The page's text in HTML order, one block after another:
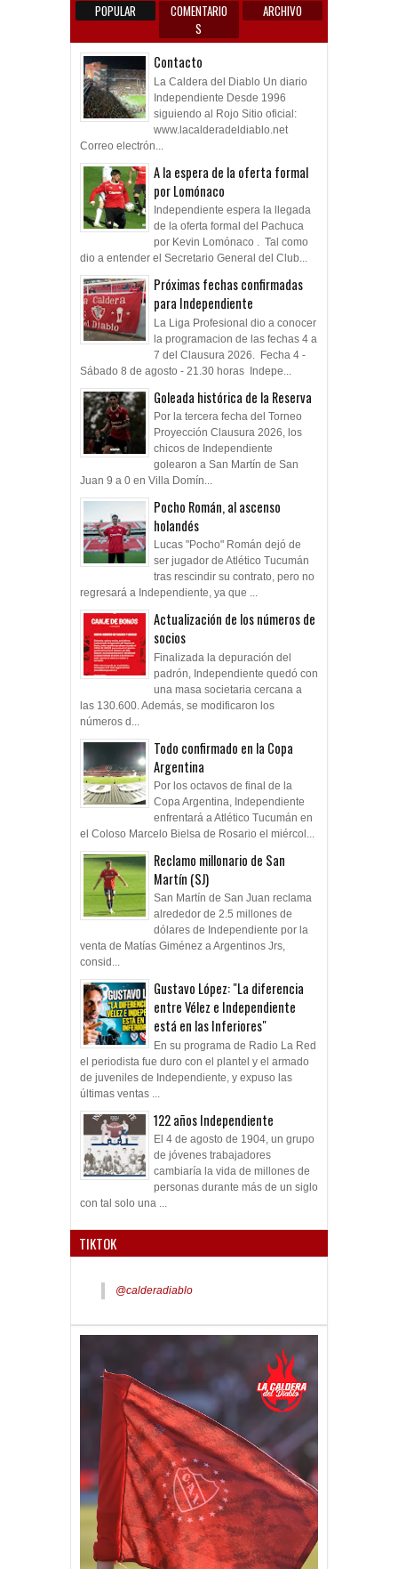
POPULAR
COMENTARIO
S
ARCHIVO
Contacto
La Caldera del Diablo Un diario
Independiente Desde 1996
siguiendo al Rojo Sitio oficial:
www.lacalderadeldiablo.net
Correo electrón...
A la espera de la oferta formal
por Lomónaco
Independiente espera la llegada
de la oferta formal del Pachuca
por Kevin Lomónaco . Tal como
dio a entender el Secretario General del Club...
Próximas fechas confirmadas
para Independiente
La Liga Profesional dio a conocer
la programacion de las fechas 4 a
7 del Clausura 2026. Fecha 4 -
Sábado 8 de agosto - 21.30 horas Indepe...
Goleada histórica de la Reserva
Por la tercera fecha del Torneo
Proyección Clausura 2026, los
chicos de Independiente
golearon a San Martín de San
Juan 9 a 0 en Villa Domín...
Pocho Román, al ascenso
holandés
Lucas "Pocho" Román dejó de
ser jugador de Atlético Tucumán
tras rescindir su contrato, pero no
regresará a Independiente, ya que ...
Actualización de los números de
socios
Finalizada la depuración del
padrón, Independiente quedó con
una masa societaria cercana a
las 130.600. Además, se modificaron los
números d...
Todo confirmado en la Copa
Argentina
Por los octavos de final de la
Copa Argentina, Independiente
enfrentará a Atlético Tucumán en
el Coloso Marcelo Bielsa de Rosario el miércol...
Reclamo millonario de San
Martín (SJ)
San Martín de San Juan reclama
alrededor de 2.5 millones de
dólares de Independiente por la
venta de Matías Giménez a Argentinos Jrs,
consid...
Gustavo López: "La diferencia
entre Vélez e Independiente
está en las Inferiores"
En su programa de Radio La Red
el periodista fue duro con el plantel y el armado
de juveniles de Independiente, y expuso las
últimas ventas ...
122 años Independiente
El 4 de agosto de 1904, un grupo
de jóvenes trabajadores
cambiaría la vida de millones de
personas durante más de un siglo
con tal solo una ...
TIKTOK
@calderadiablo